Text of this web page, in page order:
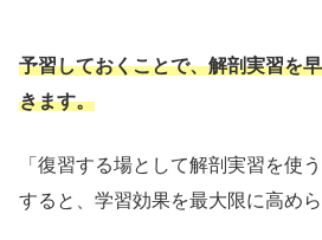
予習しておくことで、解剖実習を
きます。
「復習する場として解剖実習を使
すると、学習効果を最大限に高めら